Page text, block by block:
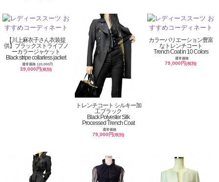
【川上麻衣子さん衣装提
供】ブラックストライプノ
ーカラージャケット
Black stripe collarless jacket
通常価格 120,000円
39,000円(税別)
トレンチコート シルキー加
工ブラック
Black Polyester Silk
Processed Trench Coat
通常価格
79,000円(税別)
カラーバリエーション豊富
なトレンチコート
Trench Coat in 10 Colors
通常価格
79,000円(税別)